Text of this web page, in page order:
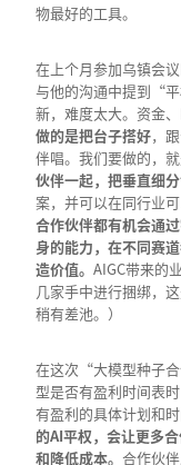
物最好的工具。
在上个月参加乌镇会
与他的沟通中提到“
新，难度太大。资金
做的是把台子搭好，
伴唱。我们要做的，
伙伴一起，把垂直细
案，并可以在同行业
合作伙伴都有机会通
身的能力，在不同赛
造价值。AIGC带来的
几家手中进行捆绑，
稍有差池。）
在这次“大模型种子
型是否有盈利时间表
有盈利的具体计划和
的AI平权，会让更多
和降低成本。合作伙